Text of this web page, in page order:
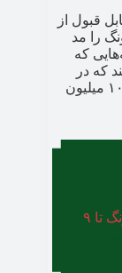
قبول از
را مد
که
که در
ادامه راهنمای خرید بهترین گوشی سامسونگ تا ۱۰ میلیون
بهترین گوشی‌های سامسونگ تا ۹